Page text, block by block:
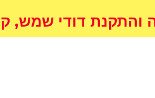
דודי שמש, קולטים